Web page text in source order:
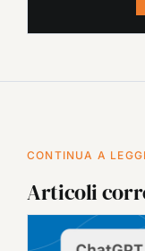
CONTINUA A
Articoli